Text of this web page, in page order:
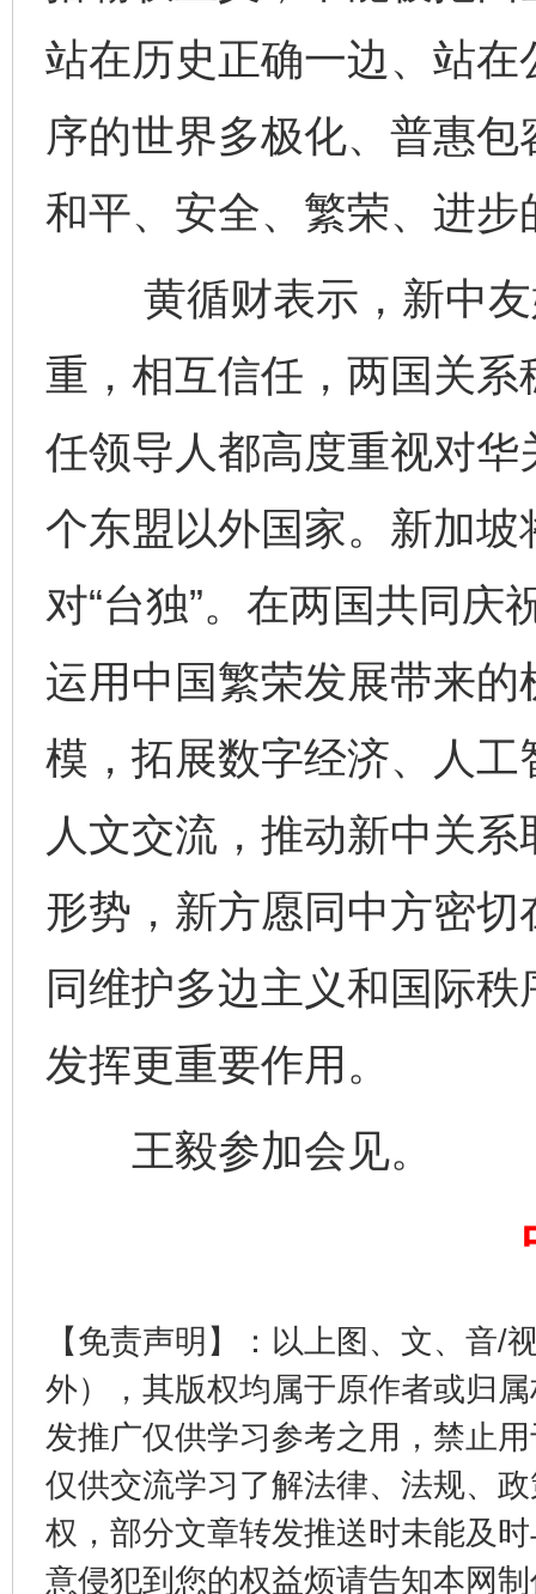
站在历史正确一边、站
序的世界多极化、普惠
和平、安全、繁荣、进步
黄循财表示，新中友
重，相互信任，两国关
任领导人都高度重视对
个东盟以外国家。新加
对“台独”。在两国共同
运用中国繁荣发展带来
模，拓展数字经济、人
人文交流，推动新中关
形势，新方愿同中方密
同维护多边主义和国际
发挥更重要作用。
王毅参加会见。
【免责声明】：以上图、文、音/
外），其版权均属于原作者或归
发推广仅供学习参考之用，禁止
仅供交流学习了解法律、法规、
权，部分文章转发推送时未能及
意侵犯到您的权益烦请告知本网
千年窑火 生生不息 一